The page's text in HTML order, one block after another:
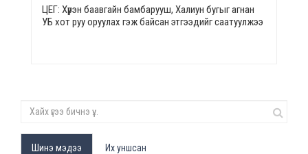
ЦЕГ: Хүрэн баавгайн бамбарууш, Халиун бугыг агнан
УБ хот руу оруулах гэж байсан этгээдийг саатуулжээ
Шинэ мэдээ Их уншсан